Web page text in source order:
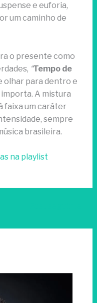
e euforia,
um caminho de
o presente como
“Tempo de
olhar para dentro e
A mistura
faixa um caráter
sempre
brasileira.
na playlist